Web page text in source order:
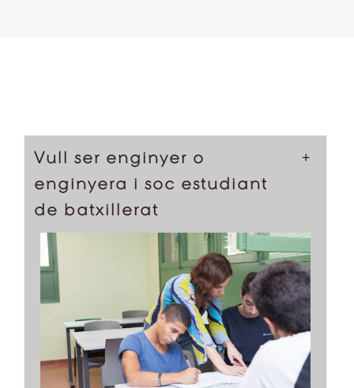
Vull ser enginyer o
enginyera i soc estudiant
de batxillerat